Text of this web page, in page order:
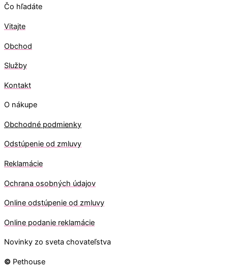
Čo hľadáte
Vitajte
Obchod
Služby
Kontakt
O nákupe
Obchodné podmienky
Odstúpenie od zmluvy
Reklamácie
Ochrana osobných údajov
Online odstúpenie od zmluvy
Online podanie reklamácie
Novinky zo sveta chovateľstva
© Pethouse